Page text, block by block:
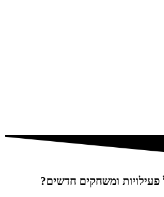
פעילויות ומשחקים חדשים?